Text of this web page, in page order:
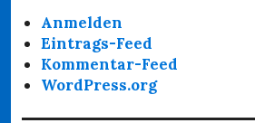
Anmelden
Eintrags-Feed
Kommentar-Feed
WordPress.org